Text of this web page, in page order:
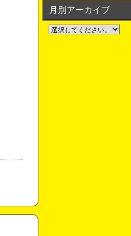
月別アーカイブ